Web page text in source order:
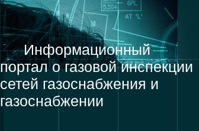
Информационный
портал о газовой инспекции
сетей газоснабжения и
газоснабжении